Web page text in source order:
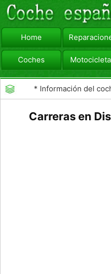
Home
Coches
viajar Camiones
* Información del
Carreras en